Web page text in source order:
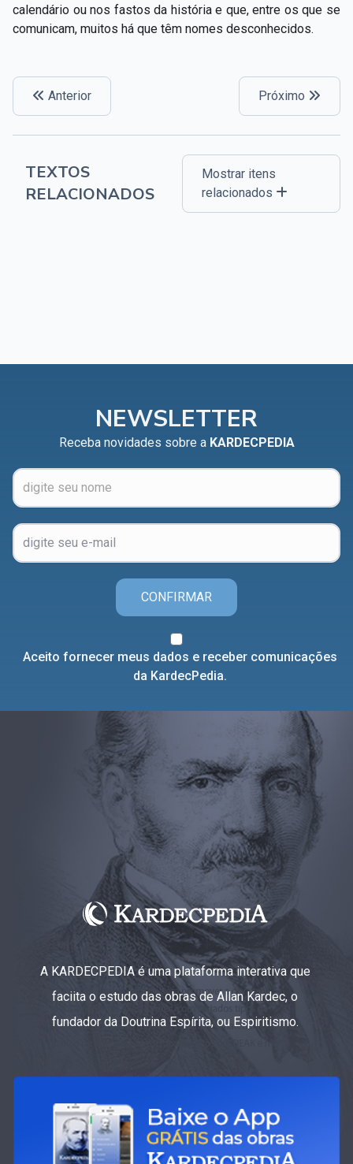
calendário ou nos fastos da história e que, entre os que se
comunicam, muitos há que têm nomes desconhecidos.
Anterior Próximo
TEXTOS
RELACIONADOS
Mostrar itens
relacionados
NEWSLETTER
Receba novidades sobre a KARDECPEDIA
CONFIRMAR
Aceito fornecer meus dados e receber comunicações
da KardecPedia.
A KARDECPEDIA é uma plataforma interativa que
faciita o estudo das obras de Allan Kardec, o
fundador da Doutrina Espírita, ou Espiritismo.